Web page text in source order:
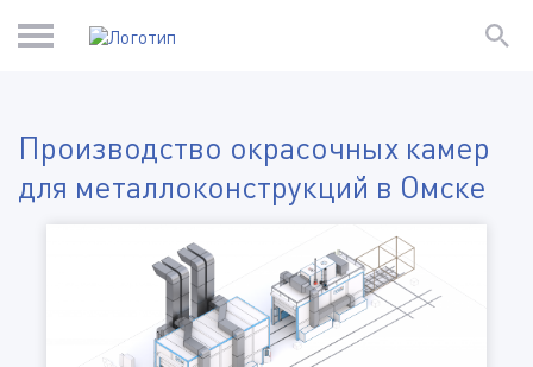
Производство окрасочных камер
для металлоконструкций в Омске